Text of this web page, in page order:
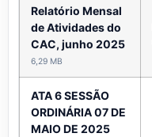
Relatório Mensal
de Atividades do
CAC, junho 2025
6,29 MB
ATA 6 SESSÃO
ORDINÁRIA 07 DE
MAIO DE 2025